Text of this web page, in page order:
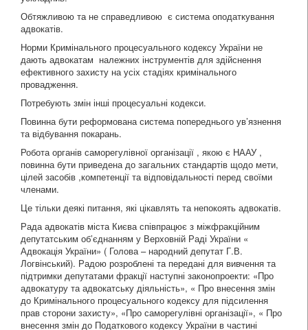
Обтяжливою та не справедливою є система оподаткування
адвокатів.
Норми Кримінального процесуального кодексу України не
дають адвокатам належних інструментів для здійснення
ефективного захисту на усіх стадіях кримінального
провадження.
Потребують змін інші процесуальні кодекси.
Повинна бути реформована система попереднього ув’язнення
та відбування покарань.
Робота органів саморегулівної організації , якою є НААУ ,
повинна бути приведена до загальних стандартів щодо мети,
цілей засобів ,компетенції та відповідальності перед своїми
членами.
Це тільки деякі питання, які цікавлять та непокоять адвокатів.
Рада адвокатів міста Києва співпрацює з міжфракційним
депутатським об’єднанням у Верховній Раді України «
Адвокація України» ( Голова – народний депутат Г.В.
Логвінський). Радою розроблені та передані для вивчення та
підтримки депутатами фракції наступні законопроекти: «Про
адвокатуру та адвокатську діяльність», « Про внесення змін
до Кримінального процесуального кодексу для підсилення
прав сторони захисту», «Про саморегулівні організації», « Про
внесення змін до Податкового кодексу України в частині